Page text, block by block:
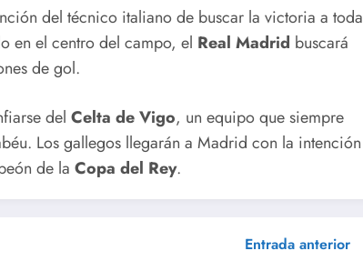
del técnico italiano de buscar la victoria a toda
en el centro del campo, el Real Madrid buscará
de gol.
del Celta de Vigo, un equipo que siempre
Los gallegos llegarán a Madrid con la intención
de la Copa del Rey.
Entrada anterior